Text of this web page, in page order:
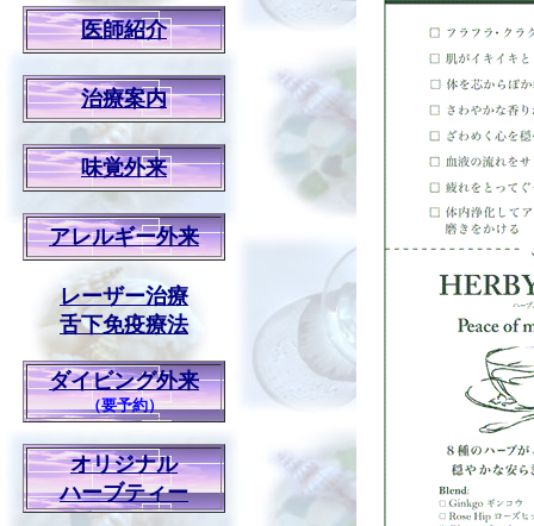
医師紹介
治療案内
味覚外来
アレルギー外来
レーザー治療
舌下免疫療法
ダイビング外来
（要予約）
オリジナル
ハーブティー